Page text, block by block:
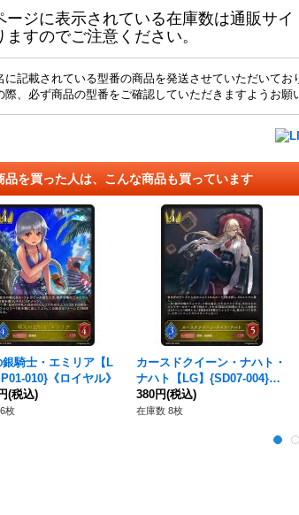
ージに表示されている在庫数は通販サ
ますのでご注意ください。
記載されている型番の商品を発送させていただいて
際、必ず商品の型番をご確認していただきますようお願
品を買った人は、こんな商品も買っています
銀騎士・エミリア【L
010}《ロイヤル》
(税込)
枚
カースドクイーン・ナハト・
ナハト【LG】{SD07-004}
《ロイヤル》
380円(税込)
在庫数 8枚